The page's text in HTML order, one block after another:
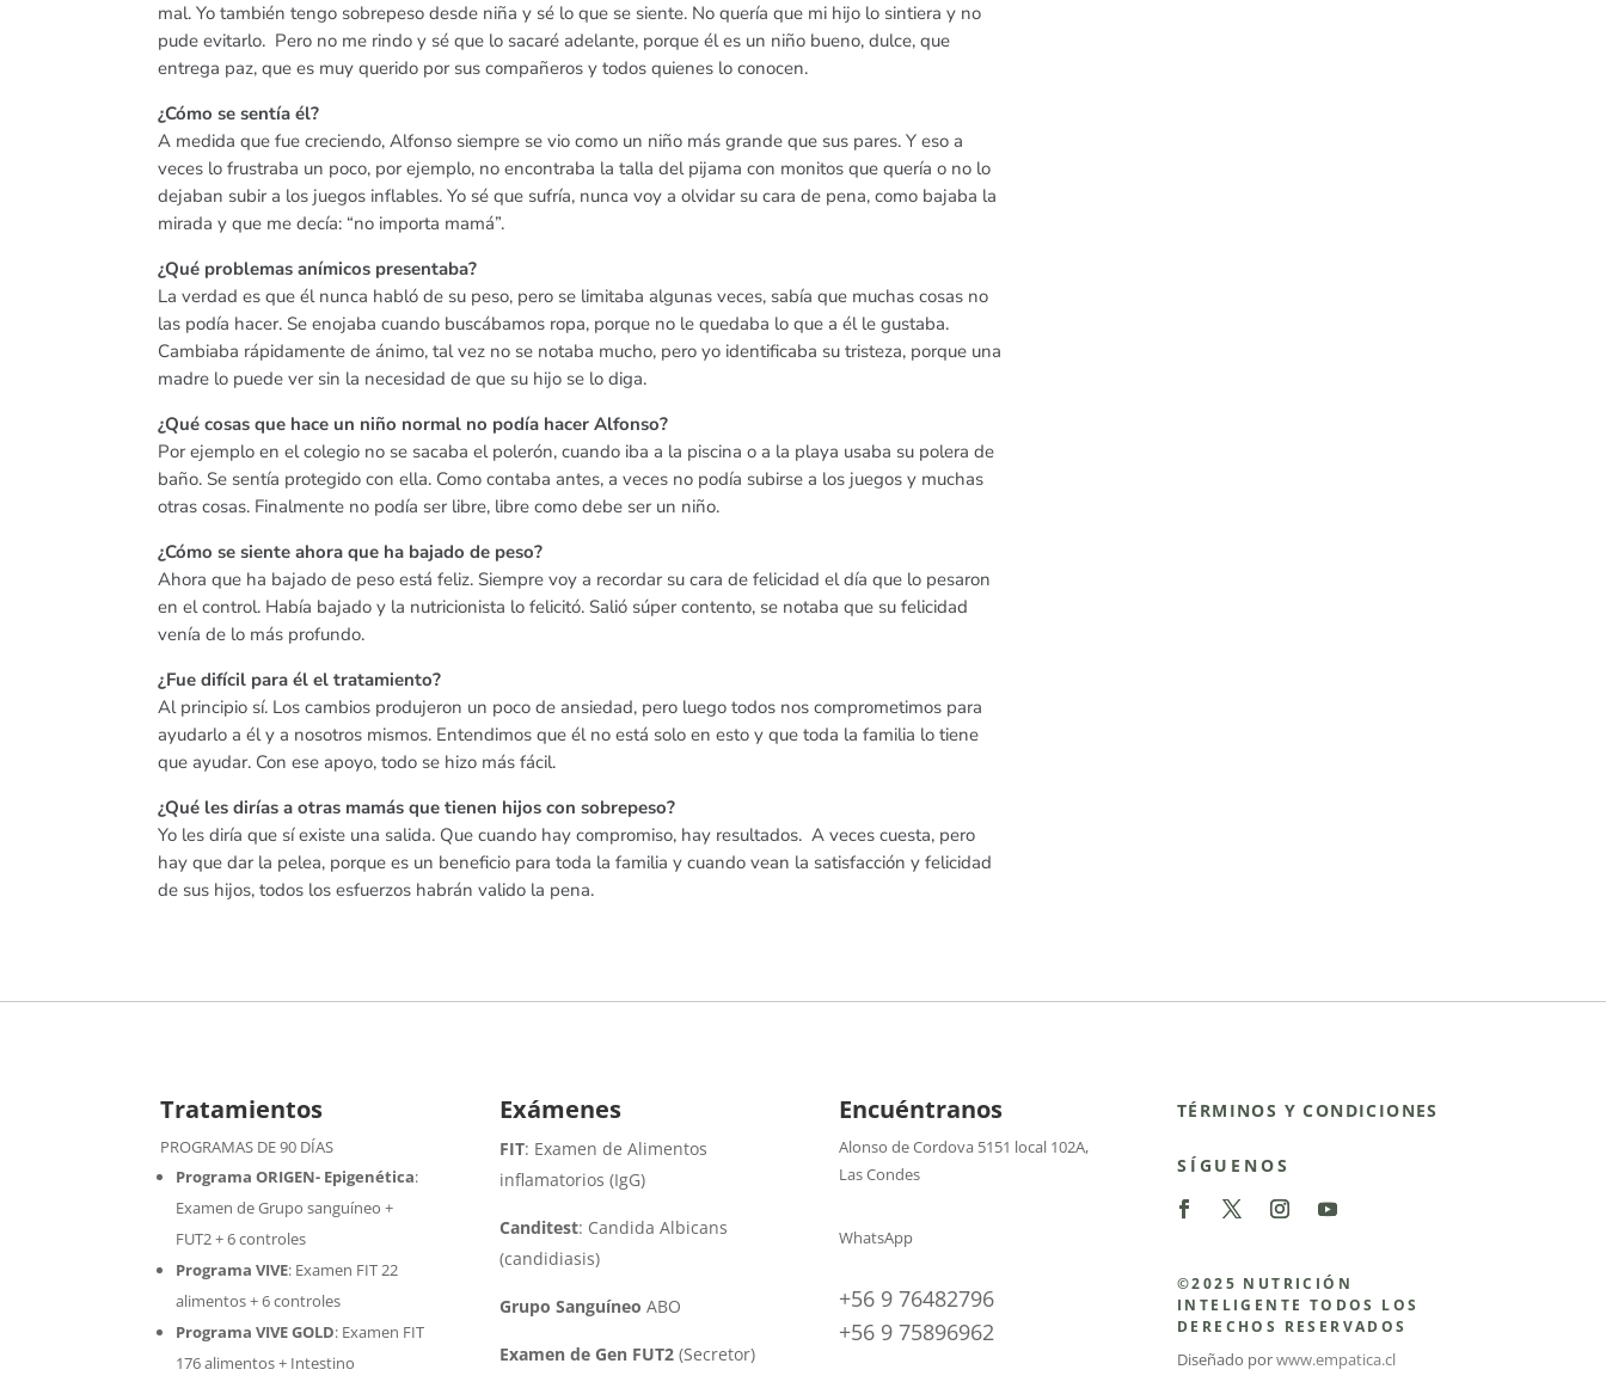
mal. Yo también tengo sobrepeso desde niña y sé lo que se siente. No quería que mi hijo lo sintiera y no
pude evitarlo. Pero no me rindo y sé que lo sacaré adelante, porque él es un niño bueno, dulce, que
entrega paz, que es muy querido por sus compañeros y todos quienes lo conocen.
¿Cómo se sentía él?
A medida que fue creciendo, Alfonso siempre se vio como un niño más grande que sus pares. Y eso a
veces lo frustraba un poco, por ejemplo, no encontraba la talla del pijama con monitos que quería o no lo
dejaban subir a los juegos inflables. Yo sé que sufría, nunca voy a olvidar su cara de pena, como bajaba la
mirada y que me decía: “no importa mamá”.
¿Qué problemas anímicos presentaba?
La verdad es que él nunca habló de su peso, pero se limitaba algunas veces, sabía que muchas cosas no
las podía hacer. Se enojaba cuando buscábamos ropa, porque no le quedaba lo que a él le gustaba.
Cambiaba rápidamente de ánimo, tal vez no se notaba mucho, pero yo identificaba su tristeza, porque una
madre lo puede ver sin la necesidad de que su hijo se lo diga.
¿Qué cosas que hace un niño normal no podía hacer Alfonso?
Por ejemplo en el colegio no se sacaba el polerón, cuando iba a la piscina o a la playa usaba su polera de
baño. Se sentía protegido con ella. Como contaba antes, a veces no podía subirse a los juegos y muchas
otras cosas. Finalmente no podía ser libre, libre como debe ser un niño.
¿Cómo se siente ahora que ha bajado de peso?
Ahora que ha bajado de peso está feliz. Siempre voy a recordar su cara de felicidad el día que lo pesaron
en el control. Había bajado y la nutricionista lo felicitó. Salió súper contento, se notaba que su felicidad
venía de lo más profundo.
¿Fue difícil para él el tratamiento?
Al principio sí. Los cambios produjeron un poco de ansiedad, pero luego todos nos comprometimos para
ayudarlo a él y a nosotros mismos. Entendimos que él no está solo en esto y que toda la familia lo tiene
que ayudar. Con ese apoyo, todo se hizo más fácil.
¿Qué les dirías a otras mamás que tienen hijos con sobrepeso?
Yo les diría que sí existe una salida. Que cuando hay compromiso, hay resultados. A veces cuesta, pero
hay que dar la pelea, porque es un beneficio para toda la familia y cuando vean la satisfacción y felicidad
de sus hijos, todos los esfuerzos habrán valido la pena.
Tratamientos
PROGRAMAS DE 90 DÍAS
Programa ORIGEN- Epigenética:
Examen de Grupo sanguíneo +
FUT2 + 6 controles
Programa VIVE: Examen FIT 22
alimentos + 6 controles
Programa VIVE GOLD: Examen FIT
176 alimentos + Intestino
Exámenes
FIT: Examen de Alimentos
inflamatorios (IgG)
Canditest: Candida Albicans
(candidiasis)
Grupo Sanguíneo ABO
Examen de Gen FUT2(Secretor)
Encuéntranos
Alonso de Cordova 5151 local 102A,
Las Condes
WhatsApp
+56 9 76482796
+56 9 75896962
TÉRMINOS Y CONDICIONES
SÍGUENOS
©2025 NUTRICIÓN
INTELIGENTE TODOS LOS
DERECHOS RESERVADOS
Diseñado porwww.empatica.cl